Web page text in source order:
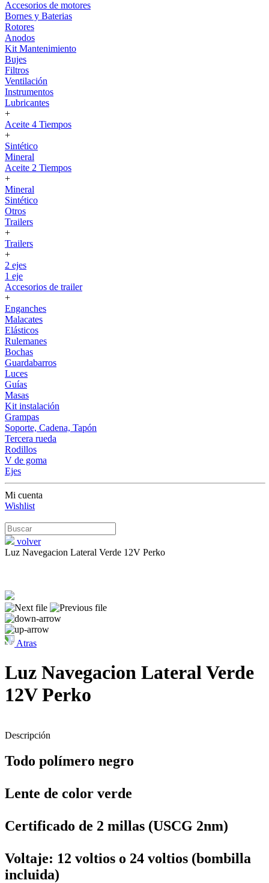
Accesorios de motores
Bornes y Baterias
Rotores
Anodos
Kit Mantenimiento
Bujes
Filtros
Ventilación
Instrumentos
Lubricantes
+
Aceite 4 Tiempos
+
Sintético
Mineral
Aceite 2 Tiempos
+
Mineral
Sintético
Otros
Trailers
+
Trailers
+
2 ejes
1 eje
Accesorios de trailer
+
Enganches
Malacates
Elásticos
Rulemanes
Bochas
Guardabarros
Luces
Guías
Masas
Kit instalación
Grampas
Soporte, Cadena, Tapón
Tercera rueda
Rodillos
V de goma
Ejes
Mi cuenta
Wishlist
volver
Luz Navegacion Lateral Verde 12V Perko
Atras
Luz Navegacion Lateral Verde
12V Perko
Descripción
Todo polímero negro
Lente de color verde
Certificado de 2 millas (USCG 2nm)
Voltaje: 12 voltios o 24 voltios (bombilla
incluida)